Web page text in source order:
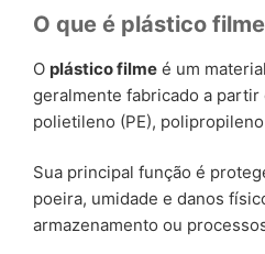
O que é plástico
O plástico filme é um
geralmente fabricado a
polietileno (PE), polipropileno
Sua principal função é
poeira, umidade e danos
armazenamento ou